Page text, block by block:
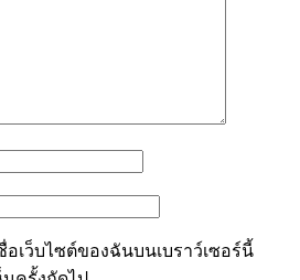
เว็บไซต์ของฉันบนเบราว์เซอร์นี้